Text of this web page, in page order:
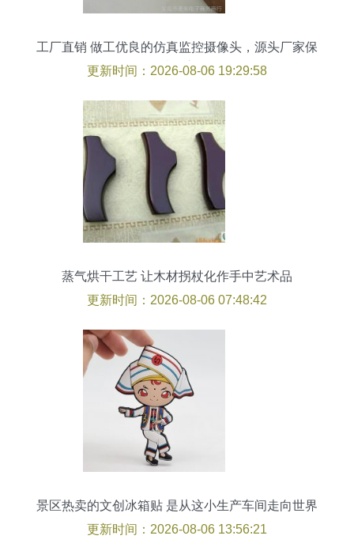
工厂直销 做工优良的仿真监控摄像头，源头厂家保
质供应
更新时间：2026-08-06 19:29:58
蒸气烘干工艺 让木材拐杖化作手中艺术品
更新时间：2026-08-06 07:48:42
景区热卖的文创冰箱贴 是从这小生产车间走向世界
的
更新时间：2026-08-06 13:56:21